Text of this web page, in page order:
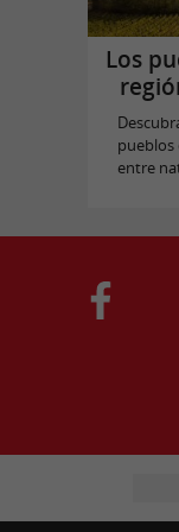
Los
pueblos
entre